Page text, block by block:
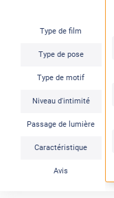
Type de film
Type de pose
Type de motif
Niveau d'intimité
Passage de lumière
Caractéristique
Avis